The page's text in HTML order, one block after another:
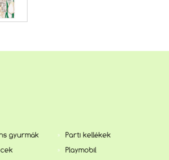
gyurmák
Parti kellékek
Playmobil